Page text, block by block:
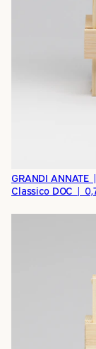
GRANDI
Classico DOC |